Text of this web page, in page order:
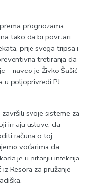
prognozama
tako da bi povrtari
prije svega tripsa i
tretiranja da
– naveo je Živko Šašić
u poljoprivredi PЈ
svoje sisteme za
imaju uslove, da
računa o toj
voćarima da
je u pitanju infekcija
Resora za pružanje